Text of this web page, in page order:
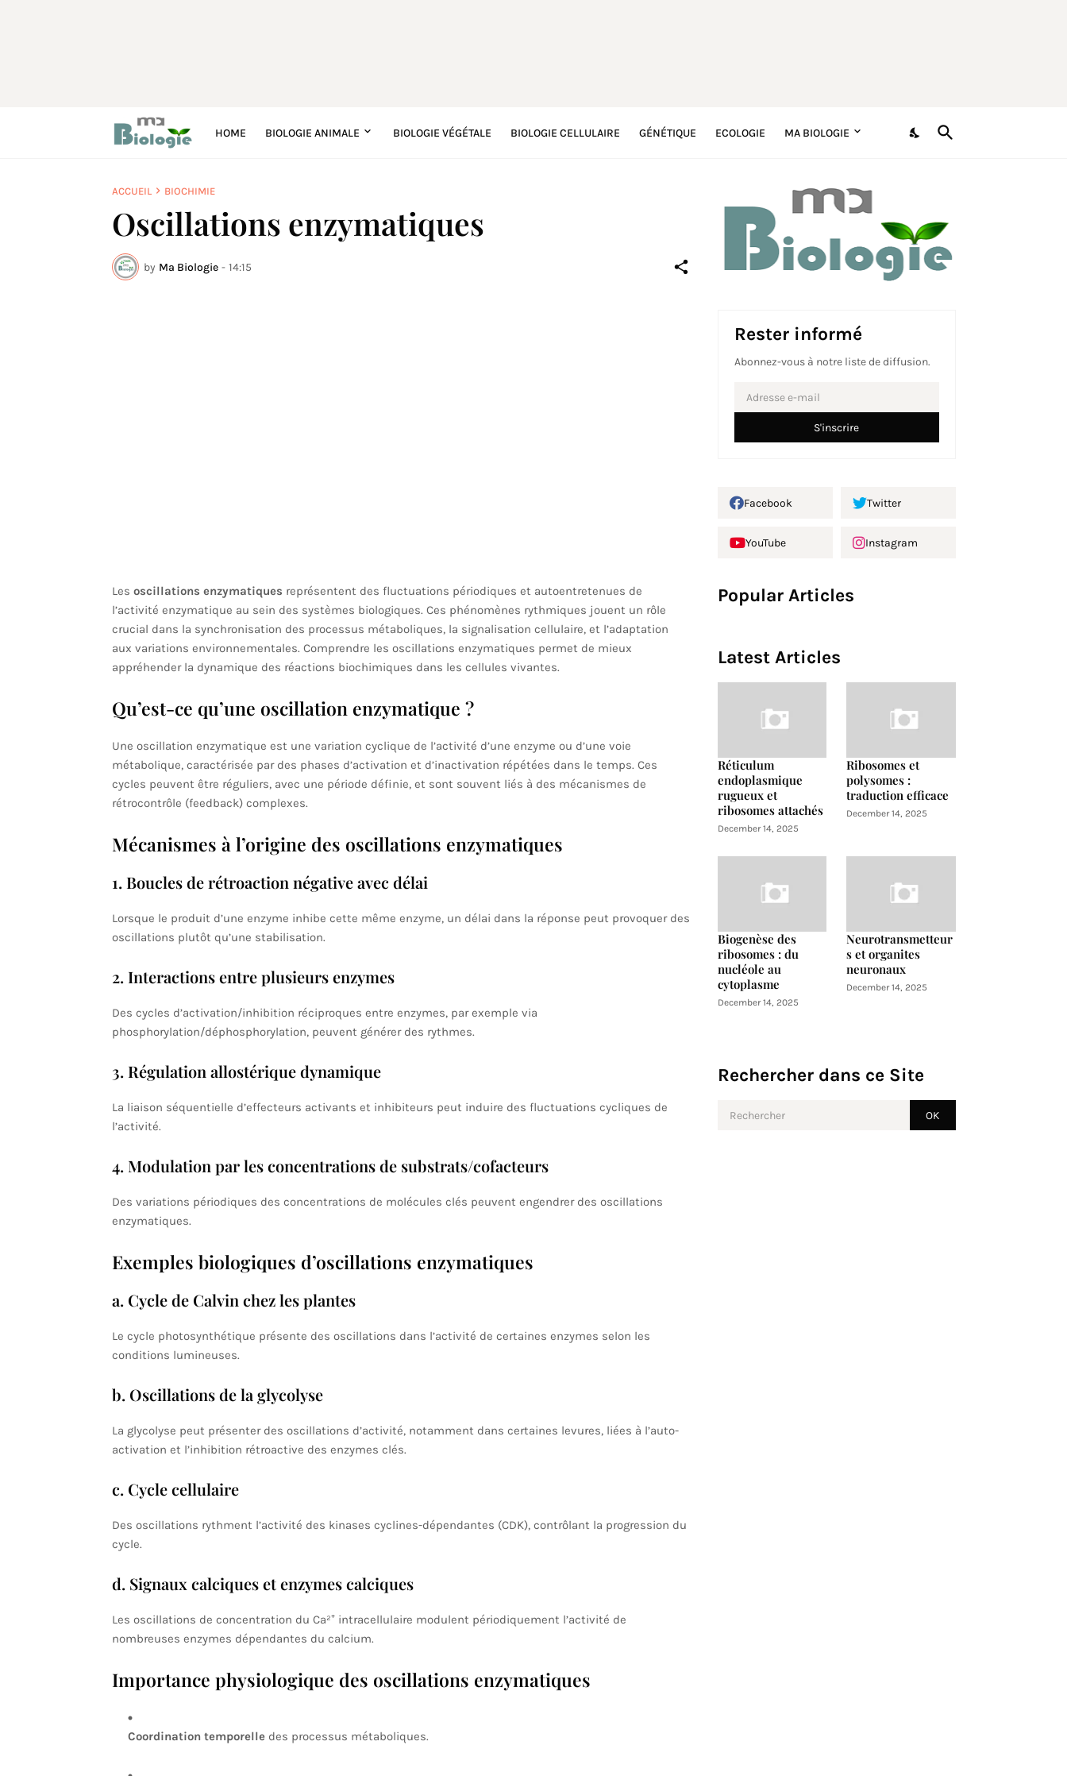
HOME BIOLOGIE ANIMALE BIOLOGIE VÉGÉTALE BIOLOGIE CELLULAIRE GÉNÉTIQUE ECOLOGIE MA BIOLOGIE
ACCUEIL BIOCHIMIE
Oscillations enzymatiques
by Ma Biologie - 14:15
Les oscillations enzymatiques représentent des fluctuations périodiques et autoentretenues de
l’activité enzymatique au sein des systèmes biologiques. Ces phénomènes rythmiques jouent un rôle
crucial dans la synchronisation des processus métaboliques, la signalisation cellulaire, et l’adaptation
aux variations environnementales. Comprendre les oscillations enzymatiques permet de mieux
appréhender la dynamique des réactions biochimiques dans les cellules vivantes.
Qu’est-ce qu’une oscillation enzymatique ?
Une oscillation enzymatique est une variation cyclique de l’activité d’une enzyme ou d’une voie
métabolique, caractérisée par des phases d’activation et d’inactivation répétées dans le temps. Ces
cycles peuvent être réguliers, avec une période définie, et sont souvent liés à des mécanismes de
rétrocontrôle (feedback) complexes.
Mécanismes à l’origine des oscillations enzymatiques
1. Boucles de rétroaction négative avec délai
Lorsque le produit d’une enzyme inhibe cette même enzyme, un délai dans la réponse peut provoquer des
oscillations plutôt qu’une stabilisation.
2. Interactions entre plusieurs enzymes
Des cycles d’activation/inhibition réciproques entre enzymes, par exemple via
phosphorylation/déphosphorylation, peuvent générer des rythmes.
3. Régulation allostérique dynamique
La liaison séquentielle d’effecteurs activants et inhibiteurs peut induire des fluctuations cycliques de
l’activité.
4. Modulation par les concentrations de substrats/cofacteurs
Des variations périodiques des concentrations de molécules clés peuvent engendrer des oscillations
enzymatiques.
Exemples biologiques d’oscillations enzymatiques
a. Cycle de Calvin chez les plantes
Le cycle photosynthétique présente des oscillations dans l’activité de certaines enzymes selon les
conditions lumineuses.
b. Oscillations de la glycolyse
La glycolyse peut présenter des oscillations d’activité, notamment dans certaines levures, liées à l’auto-
activation et l’inhibition rétroactive des enzymes clés.
c. Cycle cellulaire
Des oscillations rythment l’activité des kinases cyclines-dépendantes (CDK), contrôlant la progression du
cycle.
d. Signaux calciques et enzymes calciques
Les oscillations de concentration du Ca²⁺ intracellulaire modulent périodiquement l’activité de
nombreuses enzymes dépendantes du calcium.
Importance physiologique des oscillations enzymatiques
Coordination temporelledes processus métaboliques.
Rester informé
Abonnez-vous à notre liste de diffusion.
Facebook Twitter
YouTube Instagram
Popular Articles
Latest Articles
Réticulum
endoplasmique
rugueux et
ribosomes attachés
December 14, 2025
Ribosomes et
polysomes :
traduction efficace
December 14, 2025
Biogenèse des
ribosomes : du
nucléole au
cytoplasme
December 14, 2025
Neurotransmetteur
s et organites
neuronaux
December 14, 2025
Rechercher dans ce Site